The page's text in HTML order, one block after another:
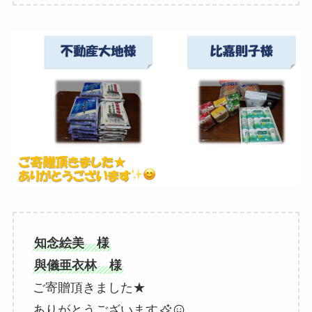
知念絵美 様
與儀亜衣林 様
ご寄贈頂きました★